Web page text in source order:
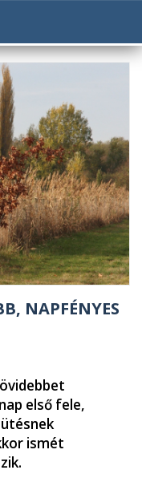
NAPFÉNYES
első fele,
ismét